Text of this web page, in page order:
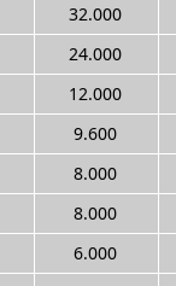
32.000
24.000
12.000
9.600
8.000
8.000
6.000